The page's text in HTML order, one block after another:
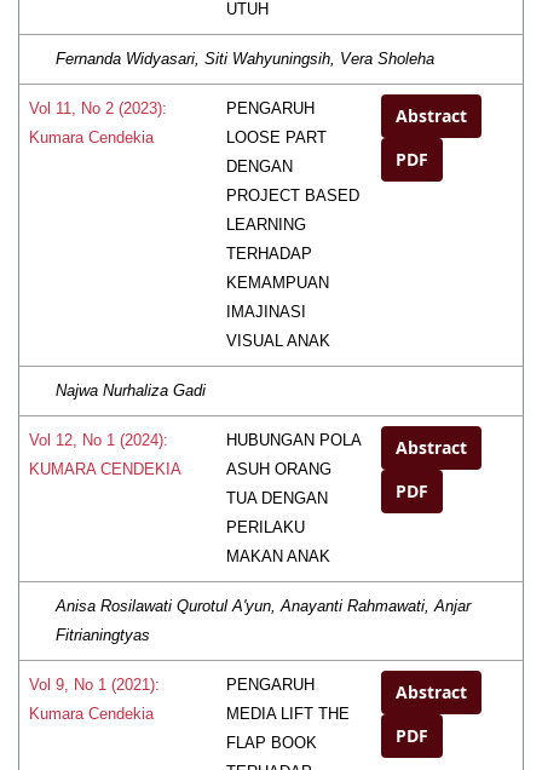
UTUH
Fernanda Widyasari, Siti Wahyuningsih, Vera Sholeha
Vol 11, No 2 (2023):
Kumara Cendekia
PENGARUH
LOOSE PART
DENGAN
PROJECT BASED
LEARNING
TERHADAP
KEMAMPUAN
IMAJINASI
VISUAL ANAK
Abstract
PDF
Najwa Nurhaliza Gadi
Vol 12, No 1 (2024):
KUMARA CENDEKIA
HUBUNGAN POLA
ASUH ORANG
TUA DENGAN
PERILAKU
MAKAN ANAK
Abstract
PDF
Anisa Rosilawati Qurotul A'yun, Anayanti Rahmawati, Anjar
Fitrianingtyas
Vol 9, No 1 (2021):
Kumara Cendekia
PENGARUH
MEDIA LIFT THE
FLAP BOOK
Abstract
PDF